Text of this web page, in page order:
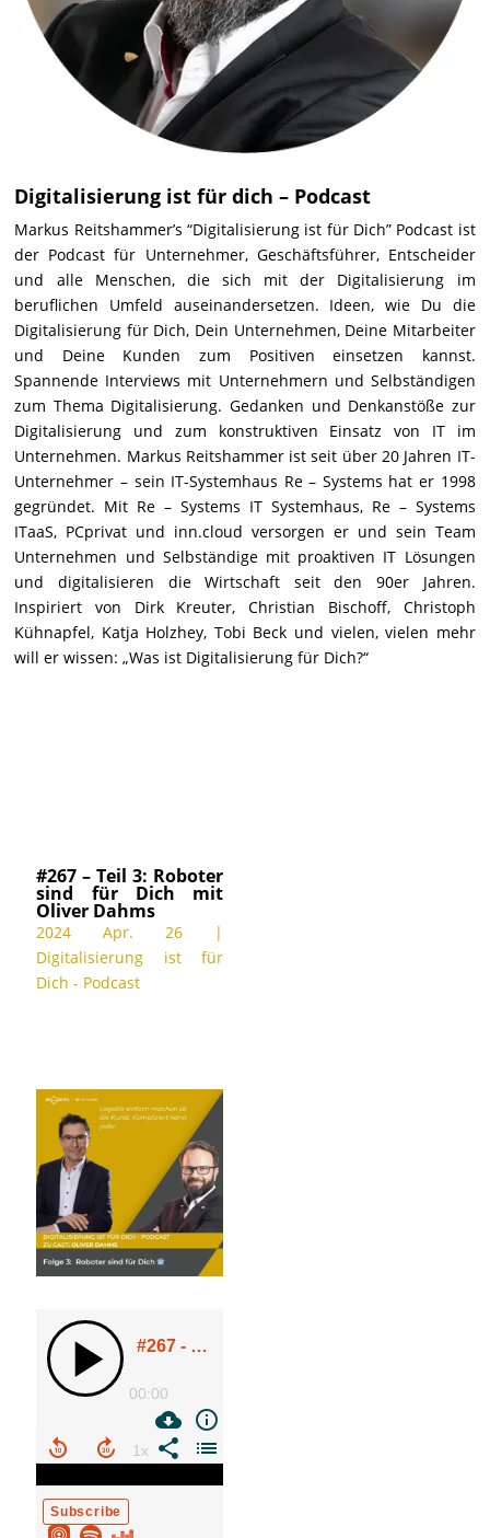
Digitalisierung ist für dich – Podcast
Markus Reitshammer’s “Digitalisierung ist für Dich” Podcast ist
der Podcast für Unternehmer, Geschäftsführer, Entscheider
und alle Menschen, die sich mit der Digitalisierung im
beruflichen Umfeld auseinandersetzen. Ideen, wie Du die
Digitalisierung für Dich, Dein Unternehmen, Deine Mitarbeiter
und Deine Kunden zum Positiven einsetzen kannst.
Spannende Interviews mit Unternehmern und Selbständigen
zum Thema Digitalisierung. Gedanken und Denkanstöße zur
Digitalisierung und zum konstruktiven Einsatz von IT im
Unternehmen. Markus Reitshammer ist seit über 20 Jahren IT-
Unternehmer – sein IT-Systemhaus Re – Systems hat er 1998
gegründet. Mit Re – Systems IT Systemhaus, Re – Systems
ITaaS, PCprivat und inn.cloud versorgen er und sein Team
Unternehmen und Selbständige mit proaktiven IT Lösungen
und digitalisieren die Wirtschaft seit den 90er Jahren.
Inspiriert von Dirk Kreuter, Christian Bischoff, Christoph
Kühnapfel, Katja Holzhey, Tobi Beck und vielen, vielen mehr
will er wissen: „Was ist Digitalisierung für Dich?“
#267 – Teil 3: Roboter
sind für Dich mit
Oliver Dahms
2024 Apr. 26 |
Digitalisierung ist für
Dich - Podcast